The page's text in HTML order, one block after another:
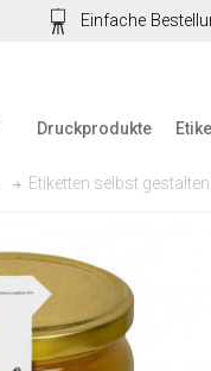
Einfache
Druckprodukte
Etiketten selbst gestalten